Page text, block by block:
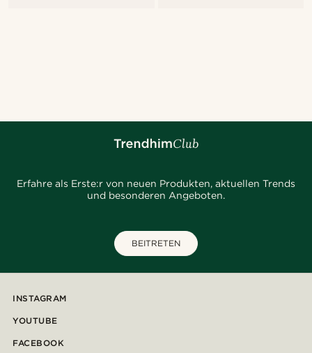
Erfahre als Erste:r von neuen Produkten, aktuellen Trends
und besonderen Angeboten.
BEITRETEN
INSTAGRAM
YOUTUBE
FACEBOOK